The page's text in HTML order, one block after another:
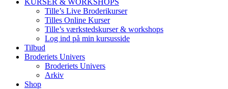
Tille’s Live Broderikurser
Tilles Online Kurser
Tille’s værkstedskurser & workshops
Log ind på min kursusside
Tilbud
Broderiets Univers
Broderiets Univers
Arkiv
Shop